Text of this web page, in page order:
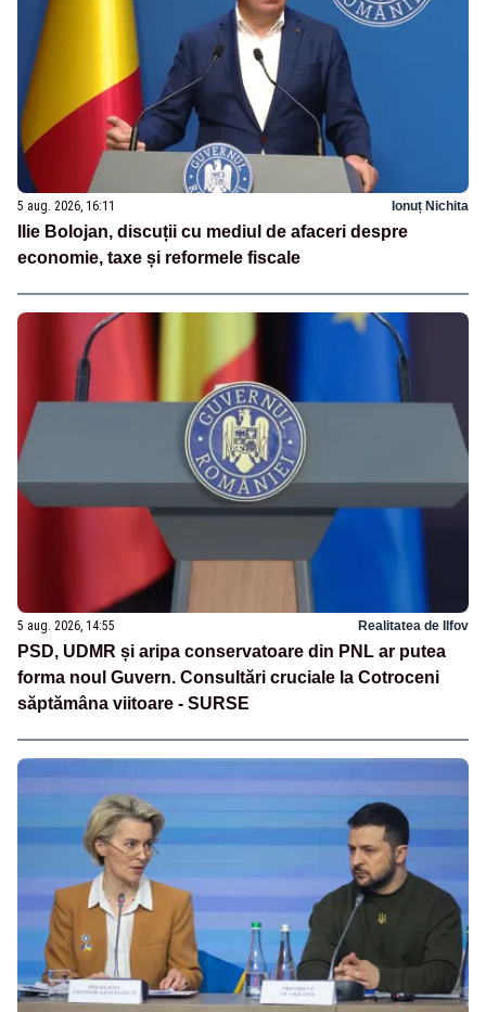
5 aug. 2026, 16:11 Ionuț Nichita
Ilie Bolojan, discuții cu mediul de afaceri despre
economie, taxe și reformele fiscale
5 aug. 2026, 14:55 Realitatea de Ilfov
PSD, UDMR și aripa conservatoare din PNL ar putea
forma noul Guvern. Consultări cruciale la Cotroceni
săptămâna viitoare - SURSE